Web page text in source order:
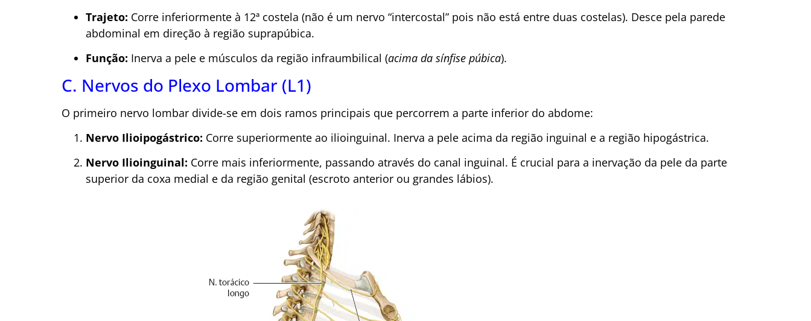
Trajeto: Corre inferiormente à 12ª costela (não é um nervo “intercostal” pois não está entre duas costelas). Desce pela parede
abdominal em direção à região suprapúbica.
Função: Inerva a pele e músculos da região infraumbilical (acima da sínfise púbica).
C. Nervos do Plexo Lombar (L1)
O primeiro nervo lombar divide-se em dois ramos principais que percorrem a parte inferior do abdome:
Nervo Ilioipogástrico: Corre superiormente ao ilioinguinal. Inerva a pele acima da região inguinal e a região hipogástrica.
Nervo Ilioinguinal: Corre mais inferiormente, passando através do canal inguinal. É crucial para a inervação da pele da parte
superior da coxa medial e da região genital (escroto anterior ou grandes lábios).